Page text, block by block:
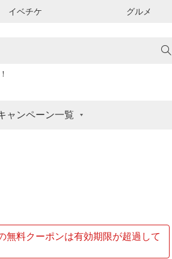
イベチケ グルメ

ャンペーン一覧
無料クーポンは有効期限が超過して